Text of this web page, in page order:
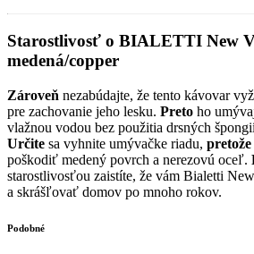
Starostlivosť o BIALETTI New
medená/copper
Zároveň nezabúdajte, že tento kávovar
pre zachovanie jeho lesku. Preto ho
vlažnou vodou bez použitia drsných
Určite sa vyhnite umývačke riadu, pretože
poškodiť medený povrch a nerezovú oceľ.
starostlivosťou zaistíte, že vám Bialetti
a skrášľovať domov po mnoho rokov.
Podobné